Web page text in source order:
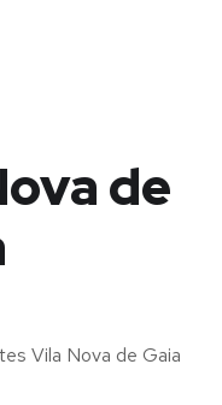
de
Vila Nova de Gaia